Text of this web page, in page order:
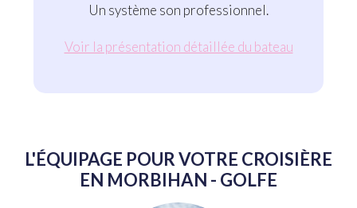
Un système son professionnel.
Voir la présentation détaillée du bateau
L'ÉQUIPAGE POUR VOTRE CROISIÈRE
EN MORBIHAN - GOLFE